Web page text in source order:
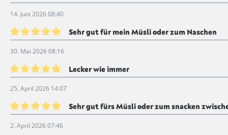
Bewertung mit 5 von 5 Sternen
14. Juni 2026 08:40
Bewertung mit 5 von 5 Sternen
Sehr gut für mein Müsli oder zum Naschen
30. Mai 2026 08:16
Bewertung mit 5 von 5 Sternen
Lecker wie immer
25. April 2026 14:07
Bewertung mit 5 von 5 Sternen
Sehr gut fürs Müsli oder zum snacken
2. April 2026 07:46